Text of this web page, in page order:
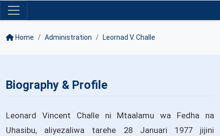
Home Administration Leornad V. Challe
Biography & Profile
Leonard Vincent Challe ni Mtaalamu wa Fedha na
Uhasibu, aliyezaliwa tarehe 28 Januari 1977 jijini